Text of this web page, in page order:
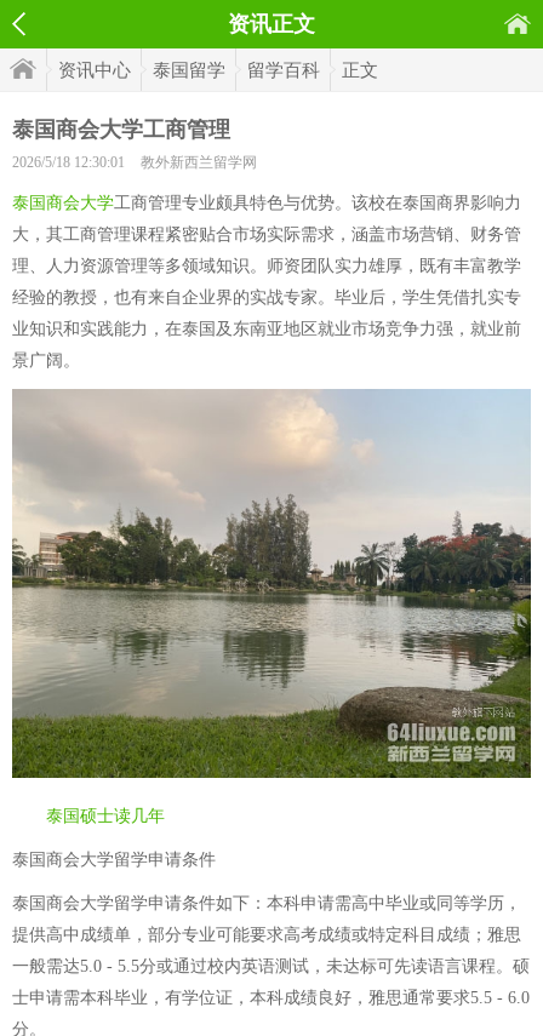
资讯正文
资讯中心 泰国留学 留学百科 正文
泰国商会大学工商管理
2026/5/18 12:30:01 教外新西兰留学网
泰国商会大学工商管理专业颇具特色与优势。该校在泰国商界影响力
大，其工商管理课程紧密贴合市场实际需求，涵盖市场营销、财务管
理、人力资源管理等多领域知识。师资团队实力雄厚，既有丰富教学
经验的教授，也有来自企业界的实战专家。毕业后，学生凭借扎实专
业知识和实践能力，在泰国及东南亚地区就业市场竞争力强，就业前
景广阔。
泰国硕士读几年
泰国商会大学留学申请条件
泰国商会大学留学申请条件如下：本科申请需高中毕业或同等学历，
提供高中成绩单，部分专业可能要求高考成绩或特定科目成绩；雅思
一般需达5.0 - 5.5分或通过校内英语测试，未达标可先读语言课程。硕
士申请需本科毕业，有学位证，本科成绩良好，雅思通常要求5.5 - 6.0
分。